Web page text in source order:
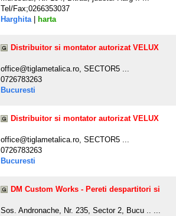
Tel/Fax;0266353037
Harghita| harta
Distribuitor si montator autorizat VELUX
office@tiglametalica.ro, SECTOR5 ...
0726783263
Bucuresti
Distribuitor si montator autorizat VELUX
office@tiglametalica.ro, SECTOR5 ...
0726783263
Bucuresti
DM Custom Works - Pereti despartitori si
Sos. Andronache, Nr. 235, Sector 2, Bucu .. ...